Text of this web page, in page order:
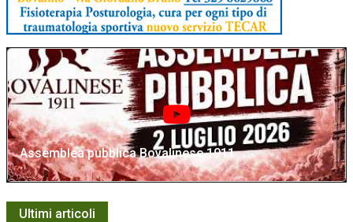
Assemblea pubblica Bovalinese 1911
Ultimi articoli